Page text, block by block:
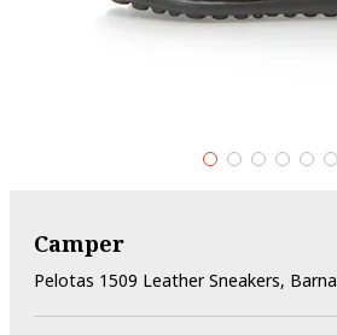
Camper
Pelotas 1509 Leather Sneakers, Barna